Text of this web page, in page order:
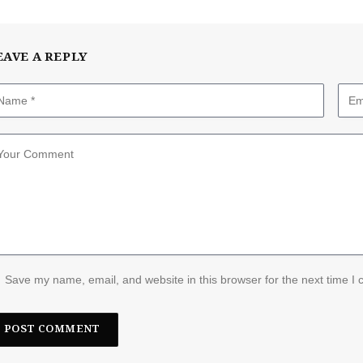
A REPLY
Save my name, email, and website in this browser for the next time I